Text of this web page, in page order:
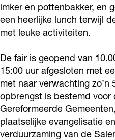
i
r
L
i
s
s
e
f
a
i
L
i
s
s
e
f
a
i
L
i
s
s
e
imker en pottenbakker, en
een heerlijke lunch terwijl
met leuke activiteiten.
De fair is geopend van
15:00 uur afgesloten met
met naar verwachting zo’n
opbrengst is bestemd voor
Gereformeerde
plaatselijke evangelisatie
verduurzaming van de